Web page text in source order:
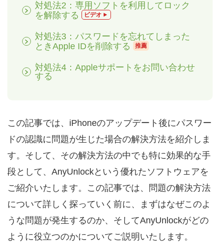
対処法2：専用ソフトを利用してロック
を解除する
ビデオ
対処法3：パスワードを忘れてしまった
ときApple IDを削除する
推薦
対処法4：Appleサポートをお問い合わせ
する
この記事では、iPhoneのアップデート後にパスワー
ドの認識に問題が生じた場合の解決方法を紹介しま
す。そして、その解決方法の中でも特に効果的な手
段として、AnyUnlockという優れたソフトウェアを
ご紹介いたします。この記事では、問題の解決方法
について詳しく探っていく前に、まずはなぜこのよ
うな問題が発生するのか、そしてAnyUnlockがどの
ように役立つのかについてご説明いたします。